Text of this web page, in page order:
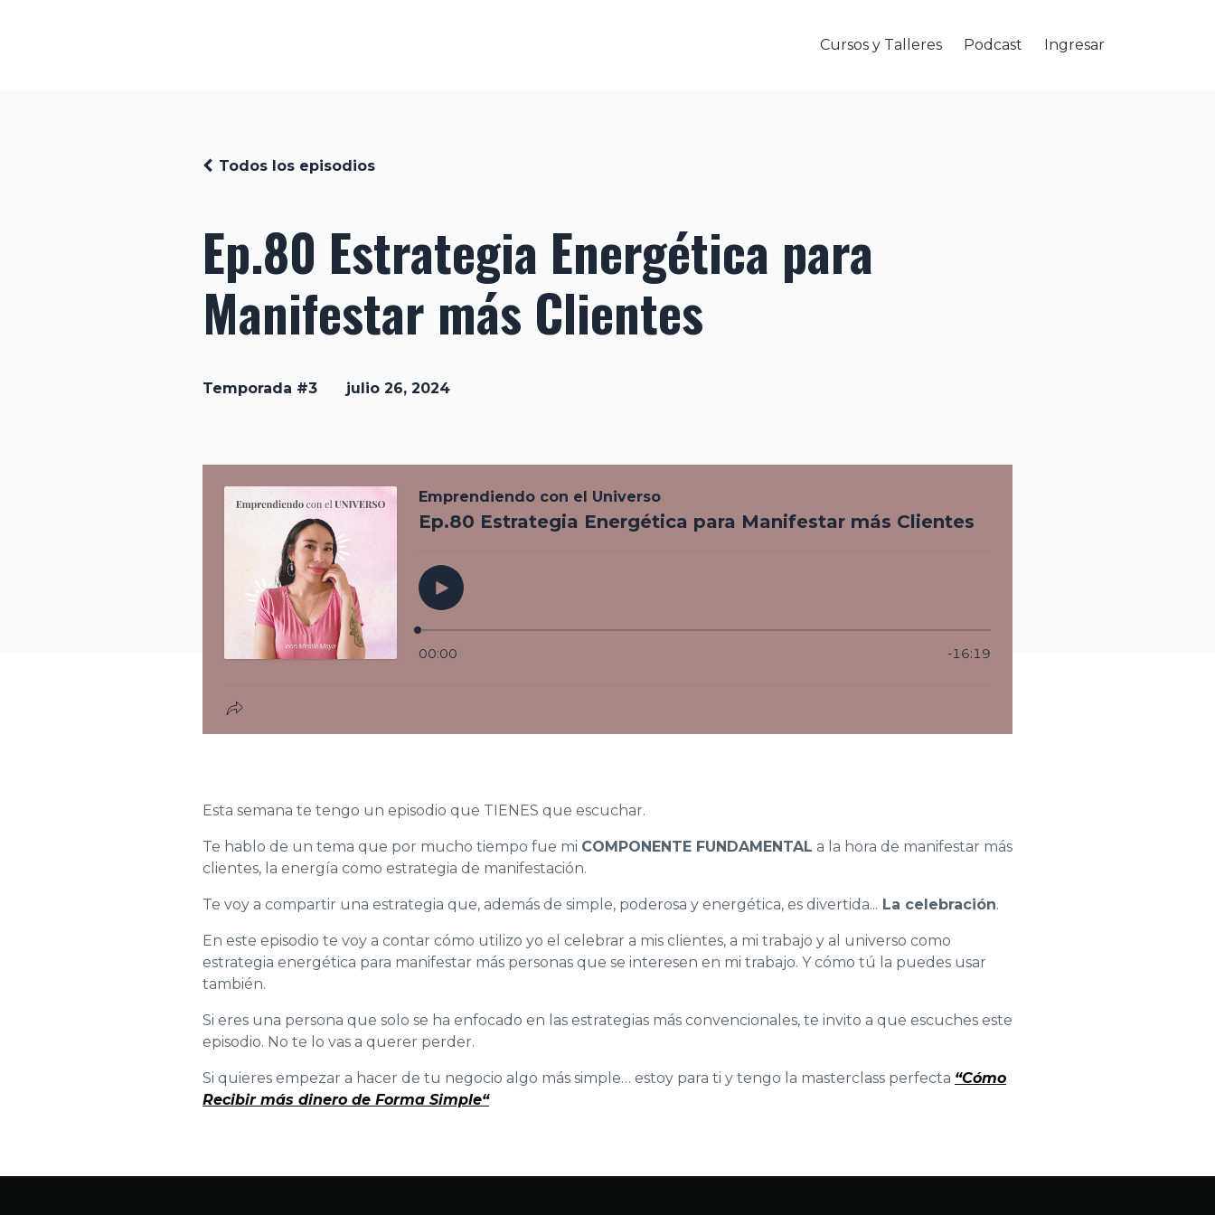
Cursos y Talleres Podcast Ingresar
Ep.80 Estrategia Energética para
Manifestar más Clientes
Todos los episodios
Temporada #3 julio 26, 2024
Esta semana te tengo un episodio que TIENES que escuchar.
Te hablo de un tema que por mucho tiempo fue mi COMPONENTE FUNDAMENTAL a la hora de manifestar más
clientes, la energía como estrategia de manifestación.
Te voy a compartir una estrategia que, además de simple, poderosa y energética, es divertida... La celebración.
En este episodio te voy a contar cómo utilizo yo el celebrar a mis clientes, a mi trabajo y al universo como
estrategia energética para manifestar más personas que se interesen en mi trabajo. Y cómo tú la puedes usar
también.
Si eres una persona que solo se ha enfocado en las estrategias más convencionales, te invito a que escuches este
episodio. No te lo vas a querer perder.
Si quieres empezar a hacer de tu negocio algo más simple… estoy para ti y tengo la masterclass perfecta “Cómo
Recibir más dinero de Forma Simple“